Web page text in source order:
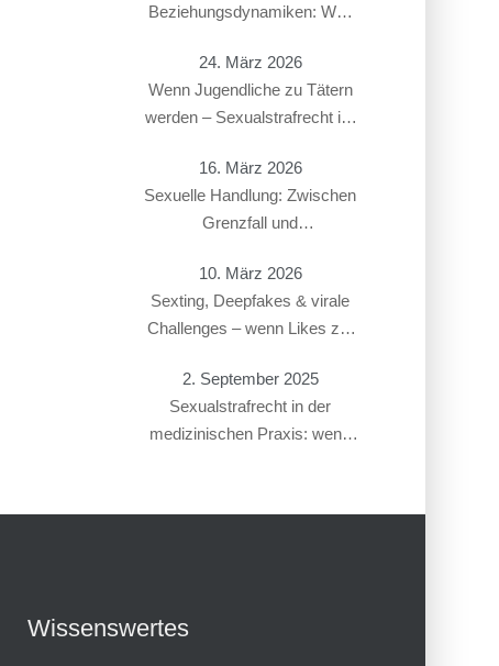
Konsequenzen
Beziehungsdynamiken: Was
oder in offenen Beziehungen?
24. März 2026
Wenn Jugendliche zu Tätern
werden – Sexualstrafrecht im
16. März 2026
Sexuelle Handlung: Zwischen
Grenzfall und
10. März 2026
Sexting, Deepfakes & virale
Challenges – wenn Likes zur
2. September 2025
Sexualstrafrecht in der
medizinischen Praxis: wenn
werden
Wissenswertes